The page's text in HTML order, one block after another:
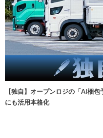
【独自】オープンロジの「AI梱
にも活用本格化